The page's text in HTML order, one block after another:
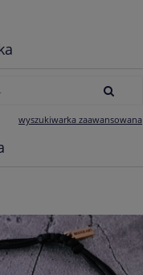
wyszukiwarka zaawansowana